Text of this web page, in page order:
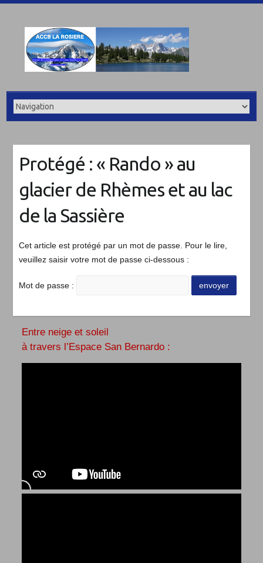
Protégé : « Rando » au
glacier de Rhèmes et au lac
de la Sassière
Cet article est protégé par un mot de passe. Pour le lire,
veuillez saisir votre mot de passe ci-dessous :
Mot de passe :
Entre neige et soleil
à travers l’Espace San Bernardo :